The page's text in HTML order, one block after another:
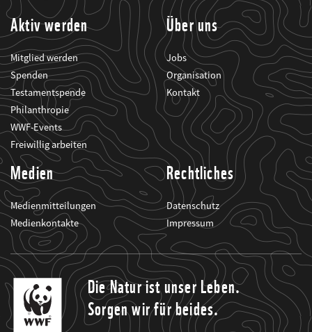
Aktiv werden
Mitglied werden
Spenden
Testamentspende
Philanthropie
WWF-Events
Freiwillig arbeiten
Über uns
Jobs
Organisation
Kontakt
Medien
Medienmitteilungen
Medienkontakte
Rechtliches
Datenschutz
Impressum
Die Natur ist unser Leben.
Sorgen wir für beides.